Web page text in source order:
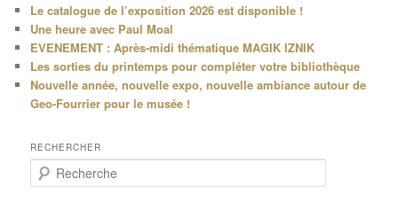
Le catalogue de l’exposition 2026 est disponible !
Une heure avec Paul Moal
EVENEMENT : Après-midi thématique MAGIK IZNIK
Les sorties du printemps pour compléter votre bibliothèque
Nouvelle année, nouvelle expo, nouvelle ambiance autour de
Geo-Fourrier pour le musée !
RECHERCHER
e